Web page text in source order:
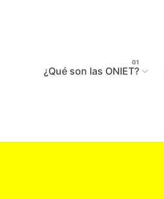
¿Qué son las ONIET?